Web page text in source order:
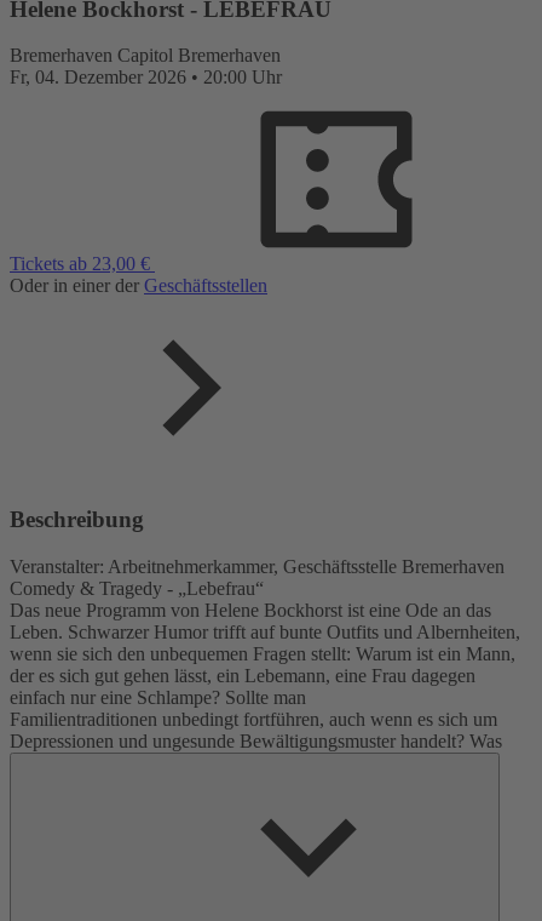
Helene Bockhorst - LEBEFRAU
Bremerhaven Capitol Bremerhaven
Fr, 04. Dezember 2026 • 20:00 Uhr
Tickets ab 23,00 €
Oder in einer der Geschäftsstellen
Beschreibung
Veranstalter: Arbeitnehmerkammer, Geschäftsstelle Bremerhaven
Comedy & Tragedy - „Lebefrau“
Das neue Programm von Helene Bockhorst ist eine Ode an das
Leben. Schwarzer Humor trifft auf bunte Outfits und Albernheiten,
wenn sie sich den unbequemen Fragen stellt: Warum ist ein Mann,
der es sich gut gehen lässt, ein Lebemann, eine Frau dagegen
einfach nur eine Schlampe? Sollte man
Familientraditionen unbedingt fortführen, auch wenn es sich um
Depressionen und ungesunde Bewältigungsmuster handelt? Was
In ihrer offenen und ehrlichen Art nimmt sie das Publikum mit auf
eine emotionale Achterbahnfahrt, in der humorvolle
Alltagsbeobachtungen genauso ihren Platz finden wie